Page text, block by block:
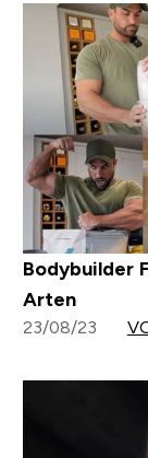
Bodybuilder
Arten
23/08/23